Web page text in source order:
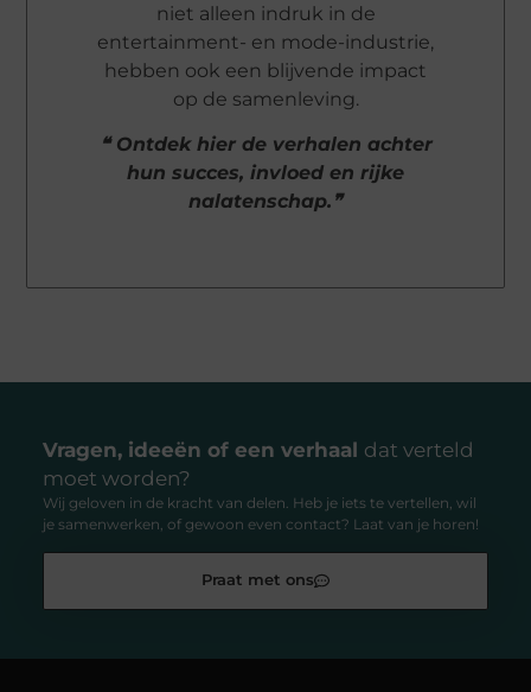
niet alleen indruk in de
entertainment- en mode-industrie,
hebben ook een blijvende impact
op de samenleving.
❝ Ontdek hier de verhalen achter
hun succes, invloed en rijke
nalatenschap.❞
Vragen, ideeën of een verhaal dat verteld
moet worden?
Wij geloven in de kracht van delen. Heb je iets te vertellen, wil
je samenwerken, of gewoon even contact? Laat van je horen!
Praat met ons